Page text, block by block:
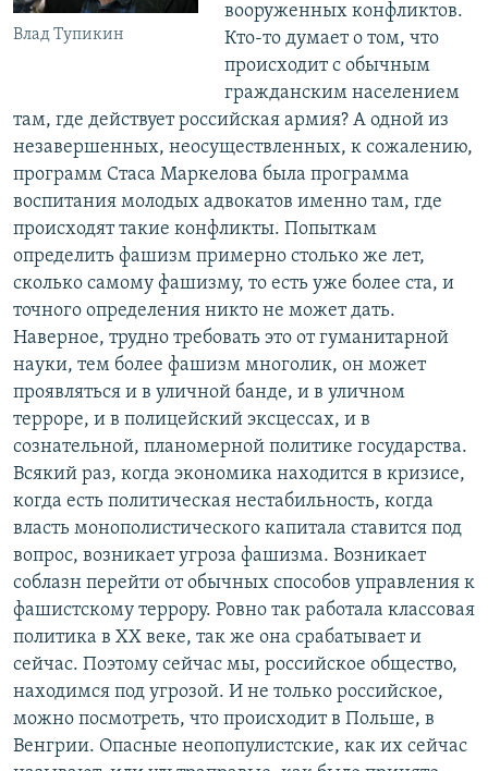
Влад Тупикин
вооруженных конфликтов.
Кто-то думает о том, что
происходит с обычным
гражданским населением
там, где действует российская армия? А одной из
незавершенных, неосуществленных, к сожалению,
программ Стаса Маркелова была программа
воспитания молодых адвокатов именно там, где
происходят такие конфликты. Попыткам
определить фашизм примерно столько же лет,
сколько самому фашизму, то есть уже более ста, и
точного определения никто не может дать.
Наверное, трудно требовать это от гуманитарной
науки, тем более фашизм многолик, он может
проявляться и в уличной банде, и в уличном
терроре, и в полицейский эксцессах, и в
сознательной, планомерной политике государства.
Всякий раз, когда экономика находится в кризисе,
когда есть политическая нестабильность, когда
власть монополистического капитала ставится под
вопрос, возникает угроза фашизма. Возникает
соблазн перейти от обычных способов управления к
фашистскому террору. Ровно так работала классовая
политика в ХХ веке, так же она срабатывает и
сейчас. Поэтому сейчас мы, российское общество,
находимся под угрозой. И не только российское,
можно посмотреть, что происходит в Польше, в
Венгрии. Опасные неопопулистские, как их сейчас